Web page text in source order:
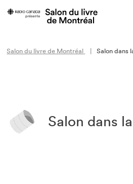
Le Salon
Les projets du Salon
retour
À propos du Salon
Les prix du Salon
Salon du livre de Montréal Salon dans
Salon dans